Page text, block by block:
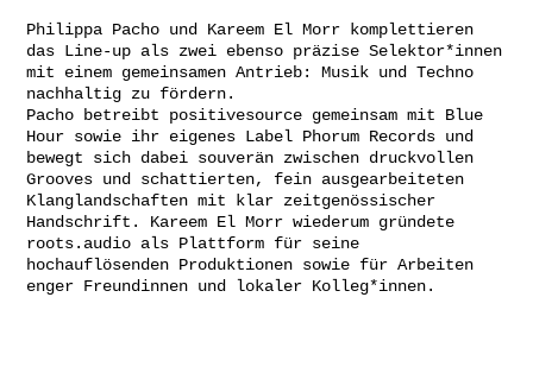
Philippa Pacho und Kareem El Morr komplettieren
das Line-up als zwei ebenso präzise Selektor*innen
mit einem gemeinsamen Antrieb: Musik und Techno
nachhaltig zu fördern.
Pacho betreibt positivesource gemeinsam mit Blue
Hour sowie ihr eigenes Label Phorum Records und
bewegt sich dabei souverän zwischen druckvollen
Grooves und schattierten, fein ausgearbeiteten
Klanglandschaften mit klar zeitgenössischer
Handschrift. Kareem El Morr wiederum gründete
roots.audio als Plattform für seine
hochauflösenden Produktionen sowie für Arbeiten
enger Freundinnen und lokaler Kolleg*innen.